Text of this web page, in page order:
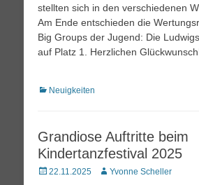
stellten sich in den verschiedenen
Am Ende entschieden die
Big Groups der Jugend: Die
auf Platz 1. Herzlichen
Kategorien
Neuigkeiten
Grandiose Auftritte beim
Kindertanzfestival 2025
Posted
22.11.2025 AutorYvonne Scheller